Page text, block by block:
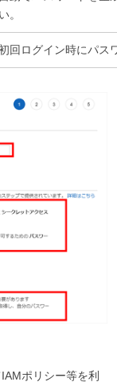
い。
回ログイン時にパス
ポリシー等を利